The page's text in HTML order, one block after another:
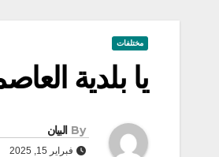
مختلفات
يا بلدية
By البيان
فبراير 15, 2025